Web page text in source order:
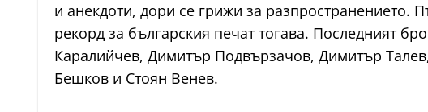
и анекдоти, дори се грижи за разпространението.
рекорд за българския печат тогава. Последният
Каралийчев, Димитър Подвързачов, Димитър
Бешков и Стоян Венев.